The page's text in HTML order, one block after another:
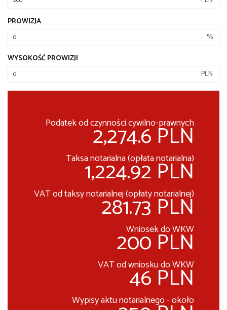
PROWIZJA
%
WYSOKOŚĆ PROWIZJI
PLN
Podatek od czynności cywilno-prawnych
2,274.6 PLN
Taksa notarialna (opłata notarialna)
1,224.92 PLN
VAT od taksy notarialnej (opłaty notarialnej)
281.73 PLN
Wniosek do WKW
200 PLN
VAT od wniosku do WKW
46 PLN
Wypisy aktu notarialnego - około